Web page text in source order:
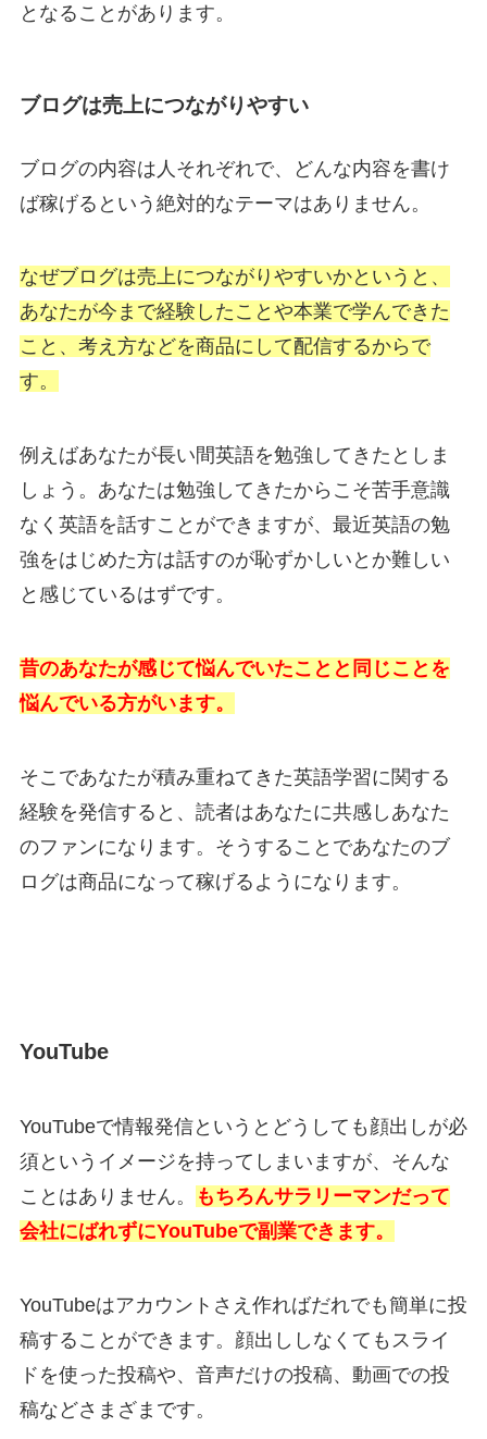
となることがあります。
ブログは売上につながりやすい
ブログの内容は人それぞれで、どんな内容を書け
ば稼げるという絶対的なテーマはありません。
なぜブログは売上につながりやすいかというと、
あなたが今まで経験したことや本業で学んできた
こと、考え方などを商品にして配信するからで
す。
例えばあなたが長い間英語を勉強してきたとしま
しょう。あなたは勉強してきたからこそ苦手意識
なく英語を話すことができますが、最近英語の勉
強をはじめた方は話すのが恥ずかしいとか難しい
と感じているはずです。
昔のあなたが感じて悩んでいたことと同じことを
悩んでいる方がいます。
そこであなたが積み重ねてきた英語学習に関する
経験を発信すると、読者はあなたに共感しあなた
のファンになります。そうすることであなたのブ
ログは商品になって稼げるようになります。
YouTube
YouTubeで情報発信というとどうしても顔出しが必
須というイメージを持ってしまいますが、そんな
ことはありません。
もちろんサラリーマンだって
会社にばれずにYouTubeで副業できます。
YouTubeはアカウントさえ作ればだれでも簡単に投
稿することができます。顔出ししなくてもスライ
ドを使った投稿や、音声だけの投稿、動画での投
稿などさまざまです。